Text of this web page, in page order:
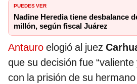
PUEDES VER
Nadine Heredia tiene desbalance
millón, según fiscal Juárez
Antauro elogió al juez
que su decisión fue
con la prisión de su